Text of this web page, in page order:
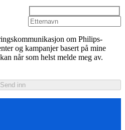
om Philips-
og kampanjer basert på mine
når som helst melde meg av.
Send inn